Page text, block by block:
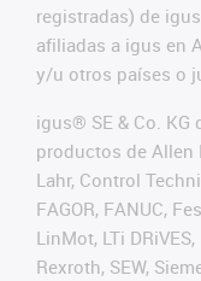
registradas) de
afiliadas a igus en
y/u otros países o
igus® SE & Co. KG
productos de Allen
Lahr, Control
FAGOR, FANUC,
LinMot, LTi
Rexroth, SEW,